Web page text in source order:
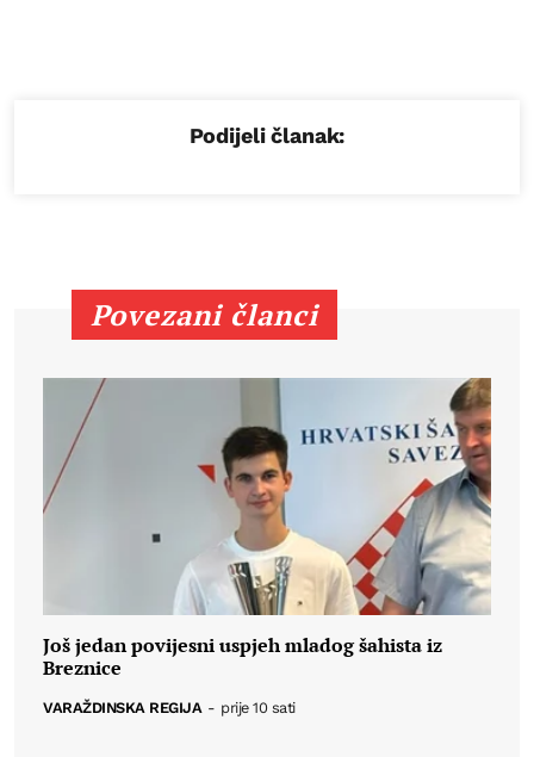
Podijeli članak:
Povezani članci
Još jedan povijesni uspjeh mladog šahista iz
Breznice
VARAŽDINSKA REGIJA - prije 10 sati